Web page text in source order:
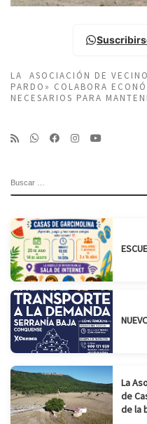
LA ASOCIACIÓN DE
PARDO» COLABORA
NECESARIOS PARA
La
de
de la